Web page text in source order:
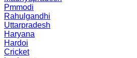
Pmmodi
Rahulgandhi
Uttarpradesh
Haryana
Hardoi
Cricket